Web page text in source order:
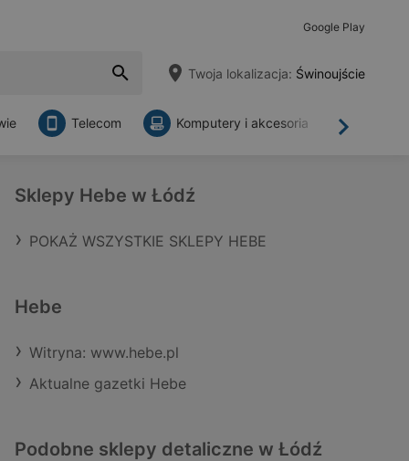
Google Play
Twoja lokalizacja: Świnoujście
Dalej
Telecom Komputery i akcesoria
Sklepy Hebe w Łódź
POKAŻ WSZYSTKIE SKLEPY HEBE
Hebe
Witryna: www.hebe.pl
Aktualne gazetki Hebe
Podobne sklepy detaliczne w Łódź